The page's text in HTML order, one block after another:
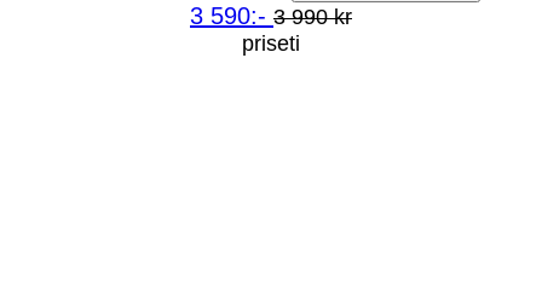
3 590:- 3 990 kr
priseti